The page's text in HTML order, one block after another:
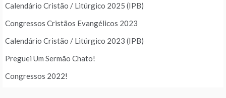
Calendário Cristão / Litúrgico 2025 (IPB)
Congressos Cristãos Evangélicos 2023
Calendário Cristão / Litúrgico 2023 (IPB)
Preguei Um Sermão Chato!
Congressos 2022!